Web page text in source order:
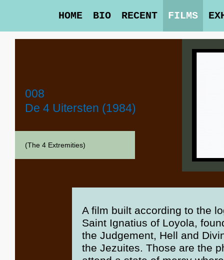
HOME BIO RECENT FILMS
008
De 4 Uitersten (1984)
(The 4 Extremities)
A film built according to the
Saint Ignatius of Loyola,
the Judgement, Hell and
the Jezuites. Those are the